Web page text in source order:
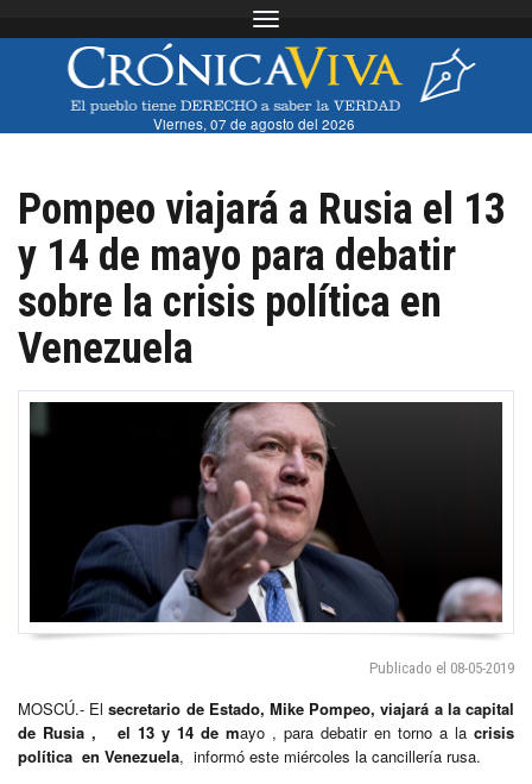
Toggle navigation
Viernes, 07 de agosto del 2026
Pompeo viajará a Rusia el 13
y 14 de mayo para debatir
sobre la crisis política en
Venezuela
Publicado el 08-05-2019
MOSCÚ.- Elsecretario de Estado, Mike Pompeo, viajará a la capital
de Rusia , el 13 y 14 de mayo , para debatir en torno a la crisis
política en Venezuela, informó este miércoles la cancillería rusa.